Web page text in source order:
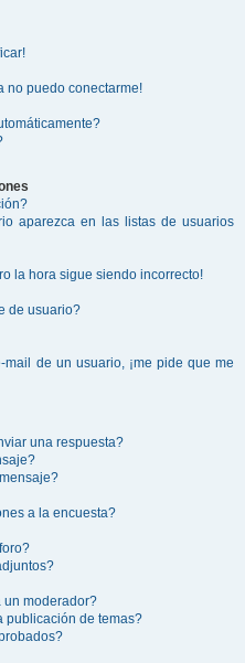
no puedo conectarme!
aparezca en las listas de usuarios
la hora sigue siendo incorrecto!
de usuario?
de un usuario, ¡me pide que me
una respuesta?
a la encuesta?
un moderador?
publicación de temas?